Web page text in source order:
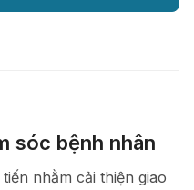
sóc bệnh nhân
nhằm cải thiện giao